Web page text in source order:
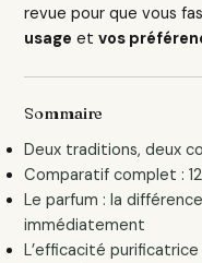
revue pour que vous
usage etvos
Sommaire
Deux traditions, deux
Comparatif complet :
Le parfum : la
immédiatement
L’efficacité